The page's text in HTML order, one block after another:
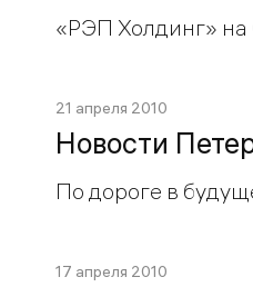
«РЭП Холдинг»
21 апреля 2010
Новости
По дороге в
17 апреля 2010